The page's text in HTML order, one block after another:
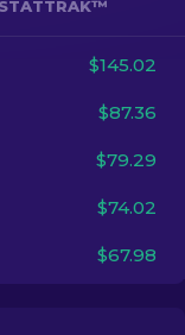
FR
STATTRAK™
$145.02
$87.36
$79.29
$74.02
$67.98